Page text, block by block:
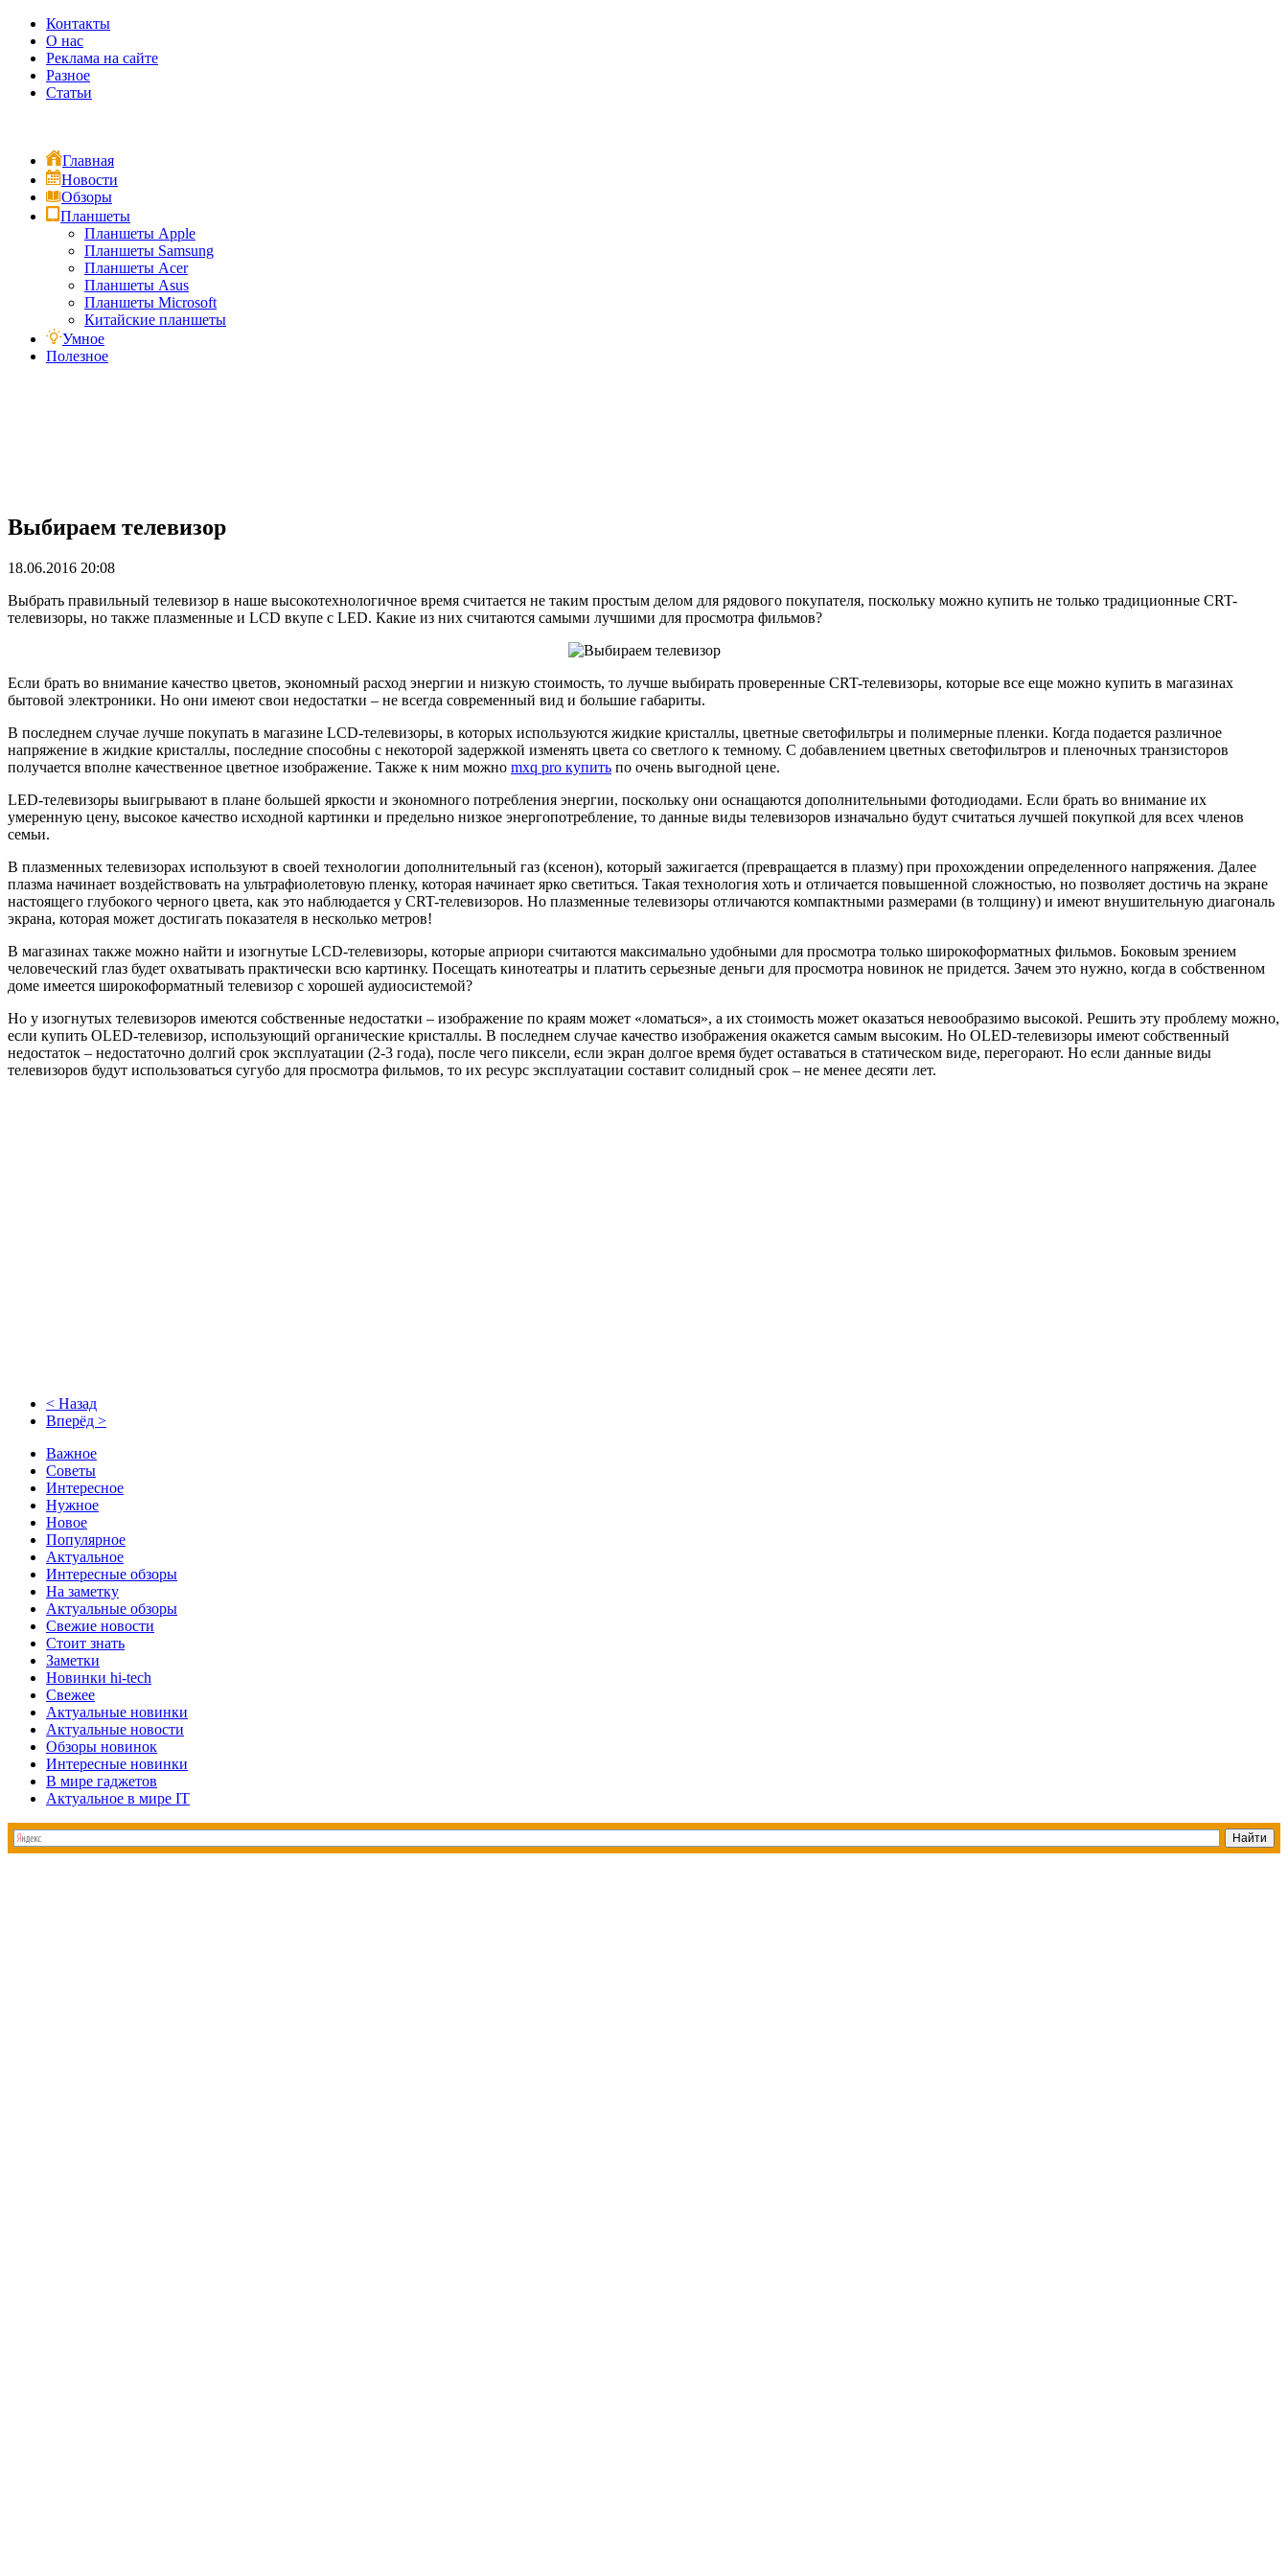
Контакты
О нас
Реклама на сайте
Разное
Статьи
Главная
Новости
Обзоры
Планшеты
Планшеты Apple
Планшеты Samsung
Планшеты Acer
Планшеты Asus
Планшеты Microsoft
Китайские планшеты
Умное
Полезное
Выбираем телевизор
18.06.2016 20:08
Выбрать правильный телевизор в наше высокотехнологичное время считается не таким простым делом для рядового покупателя, поскольку можно купить не только традиционные CRT-
телевизоры, но также плазменные и LCD вкупе с LED. Какие из них считаются самыми лучшими для просмотра фильмов?
Если брать во внимание качество цветов, экономный расход энергии и низкую стоимость, то лучше выбирать проверенные CRT-телевизоры, которые все еще можно купить в магазинах
бытовой электроники. Но они имеют свои недостатки – не всегда современный вид и большие габариты.
В последнем случае лучше покупать в магазине LCD-телевизоры, в которых используются жидкие кристаллы, цветные светофильтры и полимерные пленки. Когда подается различное
напряжение в жидкие кристаллы, последние способны с некоторой задержкой изменять цвета со светлого к темному. С добавлением цветных светофильтров и пленочных транзисторов
получается вполне качественное цветное изображение. Также к ним можно mxq pro купить по очень выгодной цене.
LED-телевизоры выигрывают в плане большей яркости и экономного потребления энергии, поскольку они оснащаются дополнительными фотодиодами. Если брать во внимание их
умеренную цену, высокое качество исходной картинки и предельно низкое энергопотребление, то данные виды телевизоров изначально будут считаться лучшей покупкой для всех членов
семьи.
В плазменных телевизорах используют в своей технологии дополнительный газ (ксенон), который зажигается (превращается в плазму) при прохождении определенного напряжения. Далее
плазма начинает воздействовать на ультрафиолетовую пленку, которая начинает ярко светиться. Такая технология хоть и отличается повышенной сложностью, но позволяет достичь на экране
настоящего глубокого черного цвета, как это наблюдается у CRT-телевизоров. Но плазменные телевизоры отличаются компактными размерами (в толщину) и имеют внушительную диагональ
экрана, которая может достигать показателя в несколько метров!
В магазинах также можно найти и изогнутые LCD-телевизоры, которые априори считаются максимально удобными для просмотра только широкоформатных фильмов. Боковым зрением
человеческий глаз будет охватывать практически всю картинку. Посещать кинотеатры и платить серьезные деньги для просмотра новинок не придется. Зачем это нужно, когда в собственном
доме имеется широкоформатный телевизор с хорошей аудиосистемой?
Но у изогнутых телевизоров имеются собственные недостатки – изображение по краям может «ломаться», а их стоимость может оказаться невообразимо высокой. Решить эту проблему можно,
если купить OLED-телевизор, использующий органические кристаллы. В последнем случае качество изображения окажется самым высоким. Но OLED-телевизоры имеют собственный
недостаток – недостаточно долгий срок эксплуатации (2-3 года), после чего пиксели, если экран долгое время будет оставаться в статическом виде, перегорают. Но если данные виды
телевизоров будут использоваться сугубо для просмотра фильмов, то их ресурс эксплуатации составит солидный срок – не менее десяти лет.
< Назад
Вперёд >
Важное
Советы
Интересное
Нужное
Новое
Популярное
Актуальное
Интересные обзоры
На заметку
Актуальные обзоры
Свежие новости
Стоит знать
Заметки
Новинки hi-tech
Свежее
Актуальные новинки
Актуальные новости
Обзоры новинок
Интересные новинки
В мире гаджетов
Актуальное в мире IT